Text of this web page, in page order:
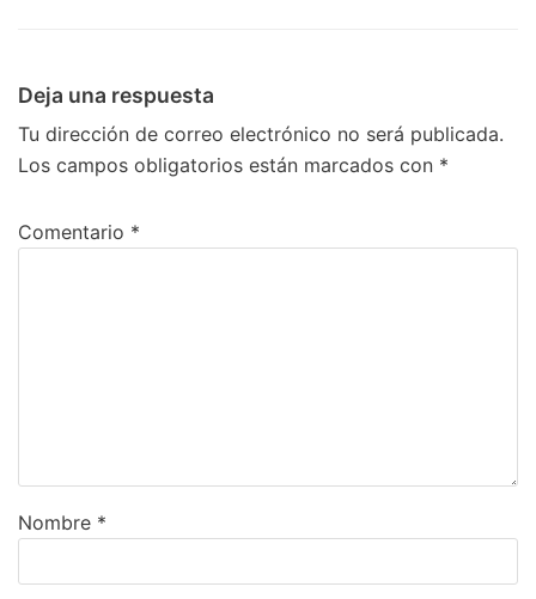
Deja una respuesta
Tu dirección de correo electrónico no será publicada.
Los campos obligatorios están marcados con *
Comentario *
Nombre *